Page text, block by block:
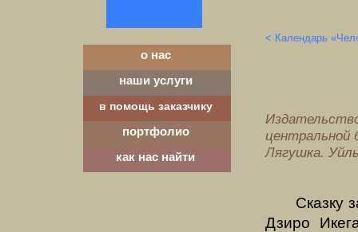
о нас
наши услуги
в помощь заказчику
портфолио
как нас найти
< Календарь
центральной
Лягушка.
Сказку
Дзиро